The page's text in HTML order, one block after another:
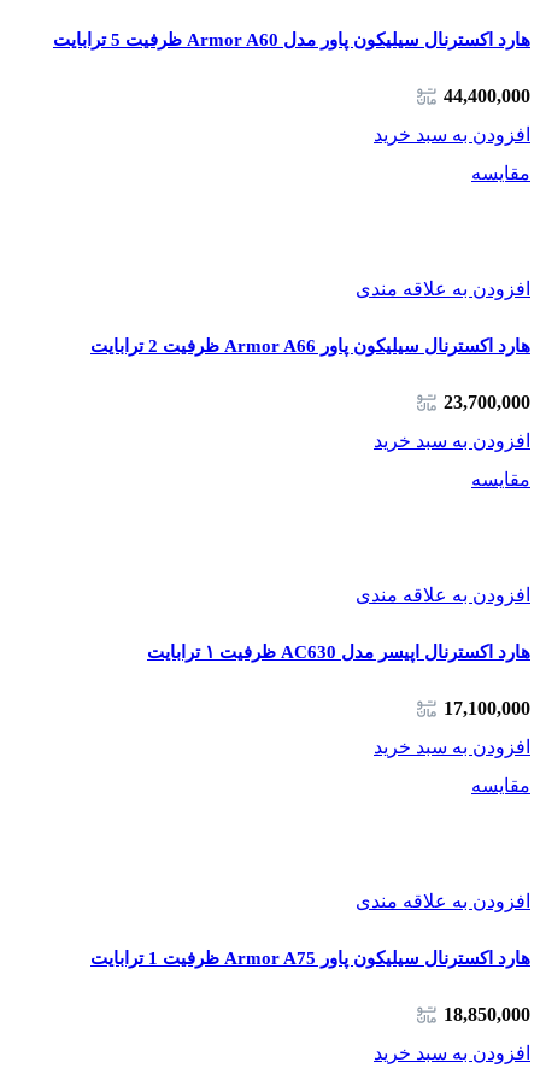
هارد اکسترنال سیلیکون پاور مدل Armor A60 ظرفیت 5 ترابایت
44,400,000
افزودن به سبد خرید
مقایسه
افزودن به علاقه مندی
هارد اکسترنال سیلیکون پاور Armor A66 ظرفیت 2 ترابایت
23,700,000
افزودن به سبد خرید
مقایسه
افزودن به علاقه مندی
هارد اکسترنال اپیسر مدل AC630 ظرفیت ۱ ترابایت
17,100,000
افزودن به سبد خرید
مقایسه
افزودن به علاقه مندی
هارد اکسترنال سیلیکون پاور Armor A75 ظرفیت 1 ترابایت
18,850,000
افزودن به سبد خرید